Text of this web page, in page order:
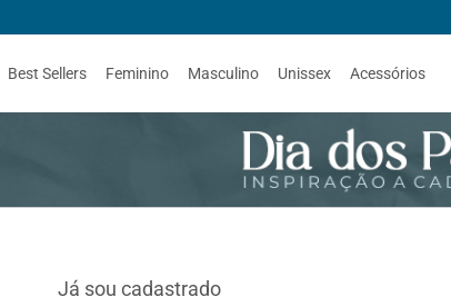
Best Sellers Feminino Masculino Unissex Acessórios
Já sou cadastrado